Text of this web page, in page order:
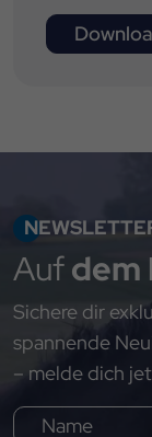
Aufdem
Sichere dir
spannende
– melde dich